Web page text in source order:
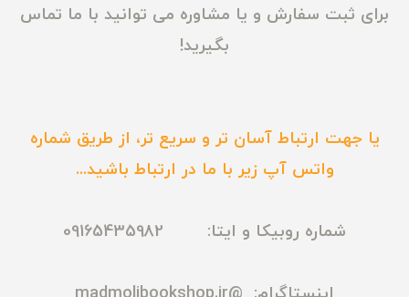
برای ثبت سفارش و یا مشاوره می توانید با ما تماس
بگیرید!
یا جهت ارتباط آسان تر و سریع تر، از طریق شماره
واتس آپ زیر با ما در ارتباط باشید...
شماره روبیکا و ایتا: 09165435982